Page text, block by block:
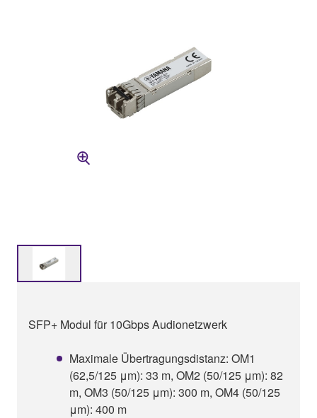
SFP+ Modul für 10Gbps Audionetzwerk
Maximale Übertragungsdistanz: OM1
(62,5/125 μm): 33 m, OM2 (50/125 μm): 82
m, OM3 (50/125 μm): 300 m, OM4 (50/125
μm): 400 m